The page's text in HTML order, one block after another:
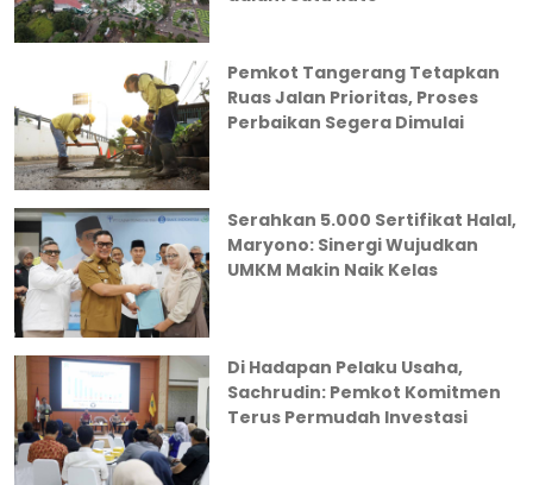
Pemkot Tangerang Tetapkan
Ruas Jalan Prioritas, Proses
Perbaikan Segera Dimulai
Serahkan 5.000 Sertifikat Halal,
Maryono: Sinergi Wujudkan
UMKM Makin Naik Kelas
Di Hadapan Pelaku Usaha,
Sachrudin: Pemkot Komitmen
Terus Permudah Investasi